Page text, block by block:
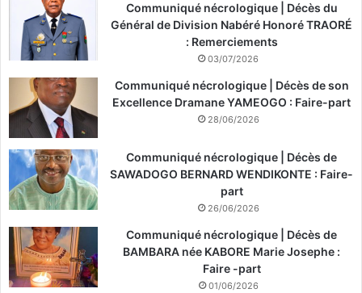
Communiqué nécrologique | Décès du
Général de Division Nabéré Honoré TRAORÉ
: Remerciements
03/07/2026
Communiqué nécrologique | Décès de son
Excellence Dramane YAMEOGO : Faire-part
28/06/2026
Communiqué nécrologique | Décès de
SAWADOGO BERNARD WENDIKONTE : Faire-
part
26/06/2026
Communiqué nécrologique | Décès de
BAMBARA née KABORE Marie Josephe :
Faire -part
01/06/2026